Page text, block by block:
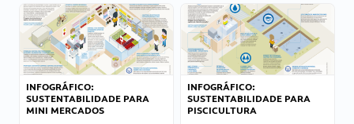
INFOGRÁFICO:
SUSTENTABILIDADE PARA
MINI MERCADOS
INFOGRÁFICO:
SUSTENTABILIDADE PARA
PISCICULTURA